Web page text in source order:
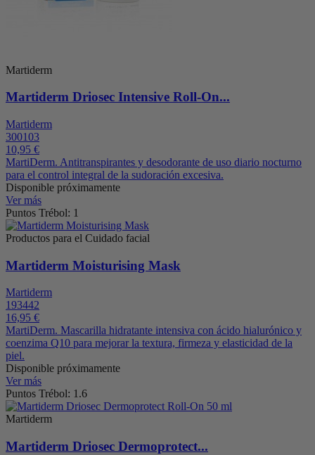
Martiderm
Martiderm Driosec Intensive Roll-On...
Martiderm
300103
10,95 €
MartiDerm. Antitranspirantes y desodorante de uso diario nocturno
para el control integral de la sudoración excesiva.
Disponible próximamente
Ver más
Puntos Trébol: 1
Productos para el Cuidado facial
Martiderm Moisturising Mask
Martiderm
193442
16,95 €
MartiDerm. Mascarilla hidratante intensiva con ácido hialurónico y
coenzima Q10 para mejorar la textura, firmeza y elasticidad de la
piel.
Disponible próximamente
Ver más
Puntos Trébol: 1.6
Martiderm
Martiderm Driosec Dermoprotect...